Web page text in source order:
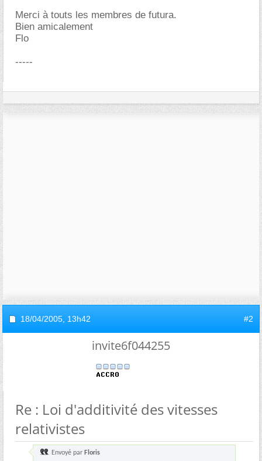
Merci à touts les membres de futura.
Bien amicalement
Flo
-----
18/04/2005, 13h42 #2
invite6f044255
Re : Loi d'additivité des vitesses
relativistes
Envoyé par Floris